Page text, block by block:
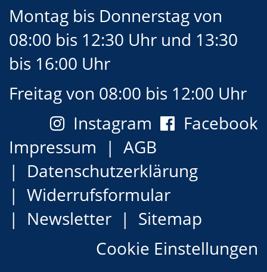
Montag bis Donnerstag von
08:00 bis 12:30 Uhr und 13:30
bis 16:00 Uhr
Freitag von 08:00 bis 12:00 Uhr
Facebook
Instagram
Impressum
AGB
Datenschutzerklärung
Widerrufsformular
Newsletter
Sitemap
Cookie Einstellungen